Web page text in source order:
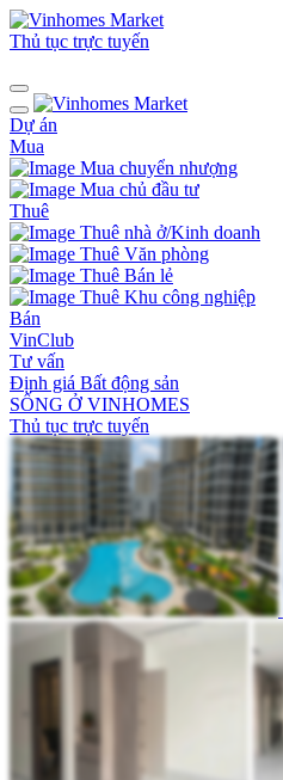
Thủ tục trực tuyến
Dự án
Mua
Mua chuyển nhượng
Mua chủ đầu tư
Thuê
Thuê nhà ở/Kinh doanh
Thuê Văn phòng
Thuê Bán lẻ
Thuê Khu công nghiệp
Bán
VinClub
Tư vấn
Định giá Bất động sản
SỐNG Ở VINHOMES
Thủ tục trực tuyến